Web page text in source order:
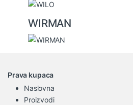
WIRMAN
Prava kupaca
Naslovna
Proizvodi